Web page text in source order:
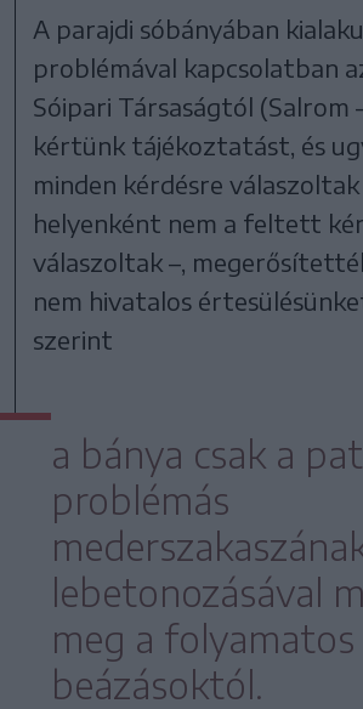
A parajdi sóbányában
problémával kapcsolatban
Sóipari Társaságtól (Salrom
kértünk tájékoztatást, és
minden kérdésre válaszoltak
helyenként nem a feltett
válaszoltak –,
nem hivatalos
szerint
a bánya csak a
problémás
lebetonozásával
meg a folyamatos
beázásoktól.